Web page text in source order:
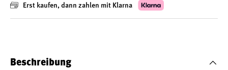
Erst kaufen, dann zahlen mit Klarna
Beschreibung